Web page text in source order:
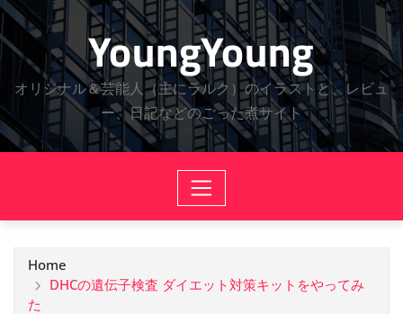
Skip
to
content
YoungYoung
オリジナル＆芸能人（主にラルク）のイラストと、レビュ
ー、日記などのごった煮サイト
Home
DHCの遺伝子検査 ダイエット対策キットをやってみ
た